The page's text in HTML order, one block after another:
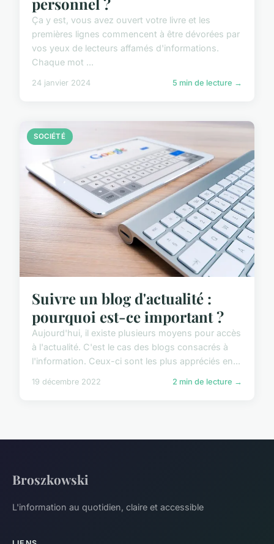
Ça y est, vous avez ouvert votre livre et les
premières lignes commencent à être dévorées par
vos yeux de lecteurs affamés d'informations.
Chaque mot ...
24 janvier 2024 5 min de lecture →
SOCIÉTÉ
Suivre un blog d'actualité :
pourquoi est-ce important ?
Aujourd'hui, il existe plusieurs moyens pour accès
à l'actualité. C'est le cas des blogs consacrés à
l'information. Ceux-ci sont les plus appréciés en...
19 décembre 2022 2 min de lecture →
Broszkowski
L'information au quotidien, claire et accessible